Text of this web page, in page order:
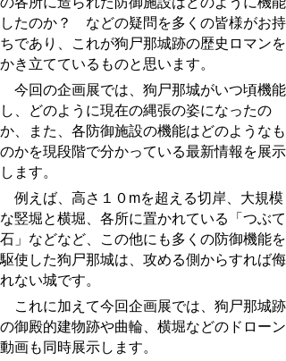
したのか？ などの疑問を多くの皆様がお持
ちであり、これが狗尸那城跡の歴史ロマンを
かき立てているものと思います。
今回の企画展では、狗尸那城がいつ頃機能
し、どのように現在の縄張の姿になったの
か、また、各防御施設の機能はどのようなも
のかを現段階で分かっている最新情報を展示
します。
例えば、高さ１０mを超える切岸、大規模
な竪堀と横堀、各所に置かれている「つぶて
石」などなど、この他にも多くの防御機能を
駆使した狗尸那城は、攻める側からすれば侮
れない城です。
これに加えて今回企画展では、狗尸那城跡
の御殿的建物跡や曲輪、横堀などのドローン
動画も同時展示します。